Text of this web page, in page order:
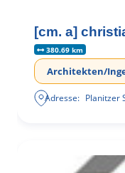
[cm. a]
380.69 km
Architekten/
Adresse: Planitzer